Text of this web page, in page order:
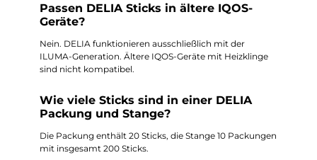
Passen DELIA Sticks in ältere IQOS-
Geräte?
Nein. DELIA funktionieren ausschließlich mit der
ILUMA-Generation. Ältere IQOS-Geräte mit Heizklinge
sind nicht kompatibel.
Wie viele Sticks sind in einer DELIA
Packung und Stange?
Die Packung enthält 20 Sticks, die Stange 10 Packungen
mit insgesamt 200 Sticks.